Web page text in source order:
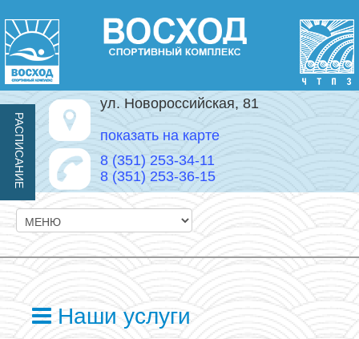
ул. Новороссийская, 81
показать на карте
8 (351) 253-34-11
8 (351) 253-36-15
РАСПИСАНИЕ